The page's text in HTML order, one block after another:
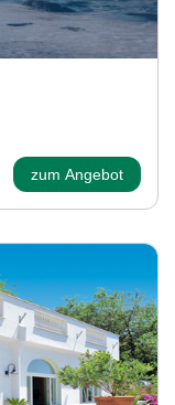
zum Angebot